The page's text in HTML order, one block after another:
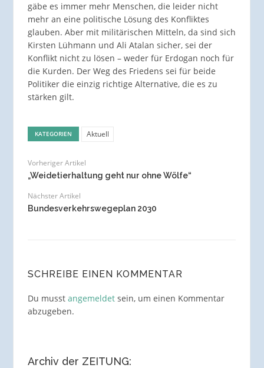
gäbe es immer mehr Menschen, die leider nicht
mehr an eine politische Lösung des Konfliktes
glauben. Aber mit militärischen Mitteln, da sind sich
Kirsten Lühmann und Ali Atalan sicher, sei der
Konflikt nicht zu lösen – weder für Erdogan noch für
die Kurden. Der Weg des Friedens sei für beide
Politiker die einzig richtige Alternative, die es zu
stärken gilt.
KATEGORIEN Aktuell
Vorheriger Artikel
„Weidetierhaltung geht nur ohne Wölfe“
Nächster Artikel
Bundesverkehrswegeplan 2030
SCHREIBE EINEN KOMMENTAR
Du musst angemeldetsein, um einen Kommentar
abzugeben.
Archiv der ZEITUNG: